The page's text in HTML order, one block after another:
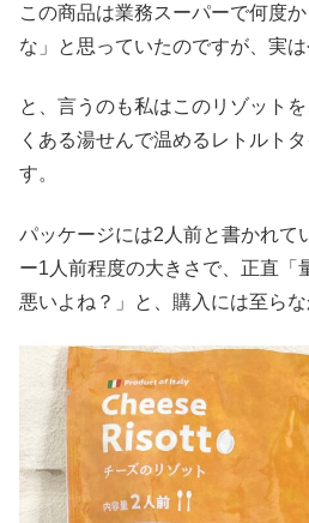
この商品は業務スーパーで何度
な」と思っていたのですが、実は
と、言うのも私はこのリゾット
くある湯せんで温めるレトルト
す。
パッケージには2人前と書かれて
ー1人前程度の大きさで、正直「
悪いよね？」と、購入には至らな